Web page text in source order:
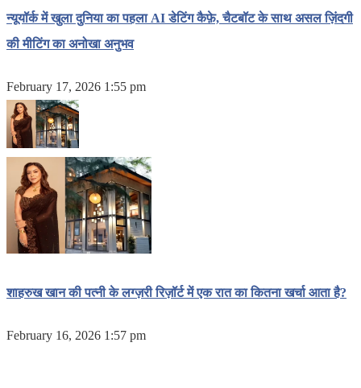
न्यूयॉर्क में खुला दुनिया का पहला AI डेटिंग कैफ़े, चैटबॉट के साथ असल ज़िंदगी
की मीटिंग का अनोखा अनुभव
February 17, 2026 1:55 pm
शाहरुख खान की पत्नी के लग्ज़री रिज़ॉर्ट में एक रात का कितना खर्चा आता है?
February 16, 2026 1:57 pm